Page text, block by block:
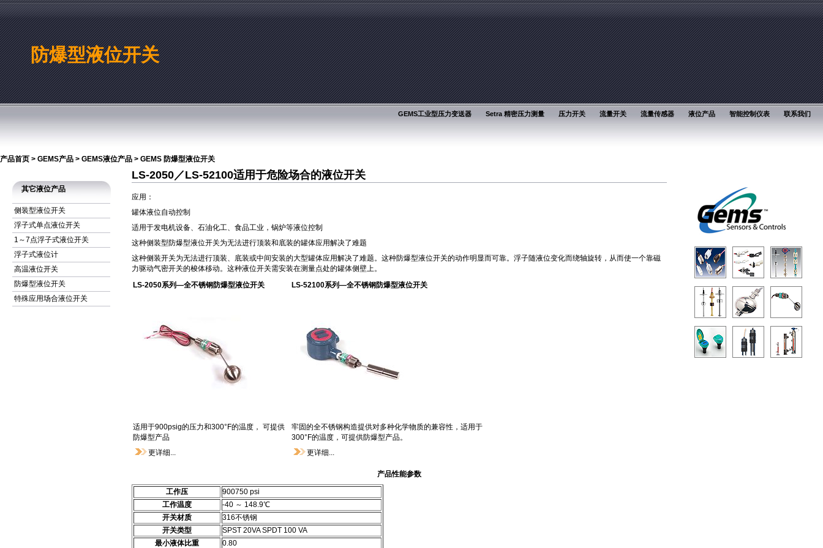
防爆型液位开关
GEMS工业型压力变送器 Setra 精密压力测量 压力开关 流量开关 流量传感器 液位产品 智能控制仪表 联系我们
产品首页 > GEMS产品 > GEMS液位产品 > GEMS 防爆型液位开关
其它液位产品
侧装型液位开关
浮子式单点液位开关
1～7点浮子式液位开关
浮子式液位计
高温液位开关
防爆型液位开关
特殊应用场合液位开关
LS-2050／LS-52100适用于危险场合的液位开关
应用：
罐体液位自动控制
适用于发电机设备、石油化工、食品工业，锅炉等液位控制
这种侧装型防爆型液位开关为无法进行顶装和底装的罐体应用解决了难题
这种侧装开关为无法进行顶装、底装或中间安装的大型罐体应用解决了难题。这种防爆型液位开关的动作明显而可靠。浮子随液位变化而绕轴旋转，从而使一个靠磁
力驱动气密开关的梭体移动。这种液位开关需安装在测量点处的罐体侧壁上。
LS-2050系列—全不锈钢防爆型液位开关
LS-52100系列—全不锈钢防爆型液位开关
适用于900psig的压力和300°F的温度， 可提供
防爆型产品
更详细...
牢固的全不锈钢构造提供对多种化学物质的兼容性，适用于
300°F的温度，可提供防爆型产品。
更详细...
产品性能参数
工作压
900750 psi
工作温度
-40 ～ 148.9℃
开关材质
316不锈钢
开关类型
SPST 20VA SPDT 100 VA
最小液体比重
0.80